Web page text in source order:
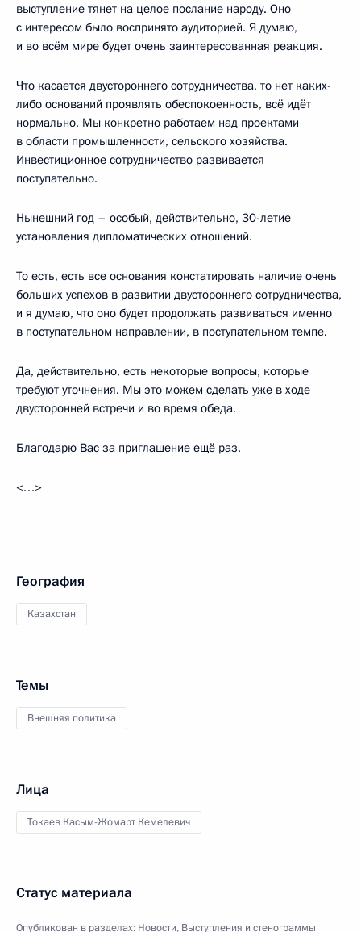
выступление тянет на целое послание народу. Оно
с интересом было воспринято аудиторией. Я думаю,
и во всём мире будет очень заинтересованная реакция.
Что касается двустороннего сотрудничества, то нет каких-
либо оснований проявлять обеспокоенность, всё идёт
нормально. Мы конкретно работаем над проектами
в области промышленности, сельского хозяйства.
Инвестиционное сотрудничество развивается
поступательно.
Нынешний год – особый, действительно, 30-летие
установления дипломатических отношений.
То есть, есть все основания констатировать наличие очень
больших успехов в развитии двустороннего сотрудничества,
и я думаю, что оно будет продолжать развиваться именно
в поступательном направлении, в поступательном темпе.
Да, действительно, есть некоторые вопросы, которые
требуют уточнения. Мы это можем сделать уже в ходе
двусторонней встречи и во время обеда.
Благодарю Вас за приглашение ещё раз.
<…>
География
Казахстан
Темы
Внешняя политика
Лица
Токаев Касым-Жомарт Кемелевич
Статус материала
Опубликован в разделах: Новости, Выступления и стенограммы